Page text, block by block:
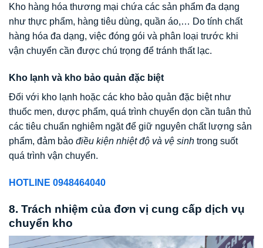
Kho hàng hóa thương mại chứa các sản phẩm đa dạng
như thực phẩm, hàng tiêu dùng, quần áo,… Do tính chất
hàng hóa đa dạng, việc đóng gói và phân loại trước khi
vận chuyển cần được chú trọng để tránh thất lạc.
Kho lạnh và kho bảo quản đặc biệt
Đối với kho lạnh hoặc các kho bảo quản đặc biệt như
thuốc men, dược phẩm, quá trình chuyển dọn cần tuân thủ
các tiêu chuẩn nghiêm ngặt để giữ nguyên chất lượng sản
phẩm, đảm bảo điều kiện nhiệt độ và vệ sinh trong suốt
quá trình vận chuyển.
HOTLINE 0948464040
8. Trách nhiệm của đơn vị cung cấp dịch vụ
chuyển kho